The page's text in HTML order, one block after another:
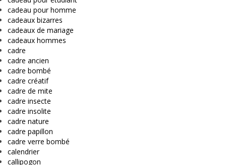
cadeau pour homme
cadeaux bizarres
cadeaux de mariage
cadeaux hommes
cadre
cadre ancien
cadre bombé
cadre créatif
cadre de mite
cadre insecte
cadre insolite
cadre nature
cadre papillon
cadre verre bombé
calendrier
callipogon